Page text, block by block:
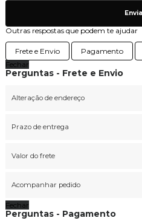
Outras respostas que podem te ajudar
Frete e Envio Pagamento
Fechar
Perguntas - Frete e Envio
Alteração de endereço
Prazo de entrega
Valor do frete
Acompanhar pedido
Fechar
Perguntas - Pagamento